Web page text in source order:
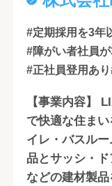
#定期採用を3年
#障がい者社員
#正社員登用あり
【事業内容】
で快適な住ま
イレ・バスル
品とサッシ・
などの建材製